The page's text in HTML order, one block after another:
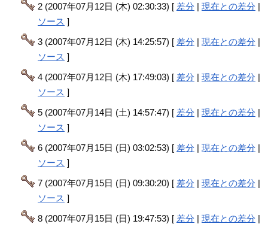
2 (2007年07月12日 (木) 02:30:33) [ 差分 |現在との差分 |
ソース ]
3 (2007年07月12日 (木) 14:25:57) [ 差分 |現在との差分 |
ソース ]
4 (2007年07月12日 (木) 17:49:03) [ 差分 |現在との差分 |
ソース ]
5 (2007年07月14日 (土) 14:57:47) [ 差分 |現在との差分 |
ソース ]
6 (2007年07月15日 (日) 03:02:53) [ 差分 |現在との差分 |
ソース ]
7 (2007年07月15日 (日) 09:30:20) [ 差分 |現在との差分 |
ソース ]
8 (2007年07月15日 (日) 19:47:53) [ 差分 |現在との差分 |